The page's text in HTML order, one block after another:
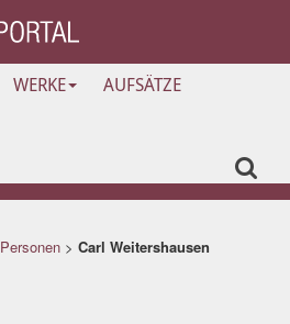
WERKE
AUFSÄTZE
Personen > Carl Weitershausen